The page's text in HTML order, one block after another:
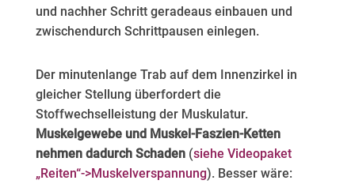
und nachher Schritt geradeaus einbauen und
zwischendurch Schrittpausen einlegen.
Der minutenlange Trab auf dem Innenzirkel in
gleicher Stellung überfordert die
Stoffwechselleistung der Muskulatur.
Muskelgewebe und Muskel‑Faszien‑Ketten
nehmen dadurch Schaden(siehe Videopaket
„Reiten“->Muskelverspannung). Besser wäre: